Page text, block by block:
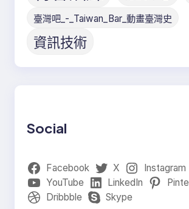
臺灣吧_-_Taiwan_Bar_動畫臺灣史
資訊技術
Social
Facebook X
Instagram
YouTube
LinkedIn
Dribbble
Skype